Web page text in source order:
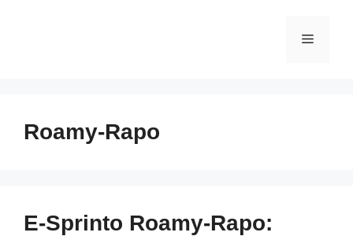
Menu
Roamy-Rapo
E-Sprinto Roamy-Rapo: